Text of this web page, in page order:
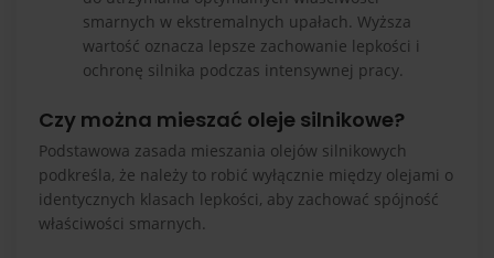
smarnych w ekstremalnych upałach. Wyższa
wartość oznacza lepsze zachowanie lepkości i
ochronę silnika podczas intensywnej pracy.
Czy można mieszać oleje silnikowe?
Podstawowa zasada mieszania olejów silnikowych
podkreśla, że należy to robić wyłącznie między olejami o
identycznych klasach lepkości, aby zachować spójność
właściwości smarnych.